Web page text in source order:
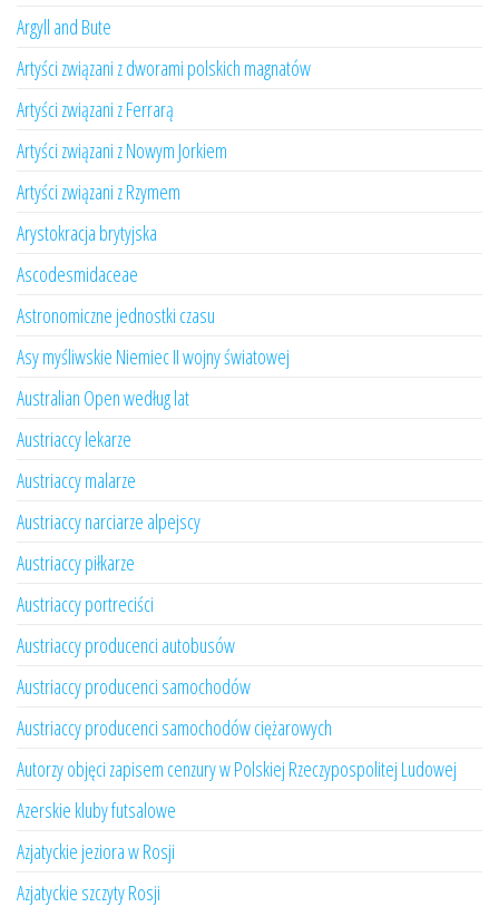
Argyll and Bute
Artyści związani z dworami polskich magnatów
Artyści związani z Ferrarą
Artyści związani z Nowym Jorkiem
Artyści związani z Rzymem
Arystokracja brytyjska
Ascodesmidaceae
Astronomiczne jednostki czasu
Asy myśliwskie Niemiec II wojny światowej
Australian Open według lat
Austriaccy lekarze
Austriaccy malarze
Austriaccy narciarze alpejscy
Austriaccy piłkarze
Austriaccy portreciści
Austriaccy producenci autobusów
Austriaccy producenci samochodów
Austriaccy producenci samochodów ciężarowych
Autorzy objęci zapisem cenzury w Polskiej Rzeczypospolitej Ludowej
Azerskie kluby futsalowe
Azjatyckie jeziora w Rosji
Azjatyckie szczyty Rosji